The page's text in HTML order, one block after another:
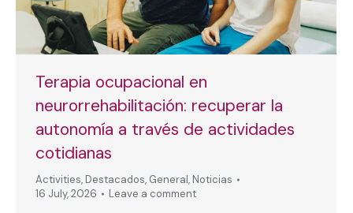
Terapia ocupacional en
neurorrehabilitación: recuperar la
autonomía a través de actividades
cotidianas
Activities, Destacados, General, Noticias
16 July, 2026
Leave a comment